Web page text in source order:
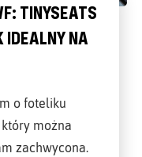
TINYSEATS
IDEALNY NA
o foteliku
można
zachwycona.